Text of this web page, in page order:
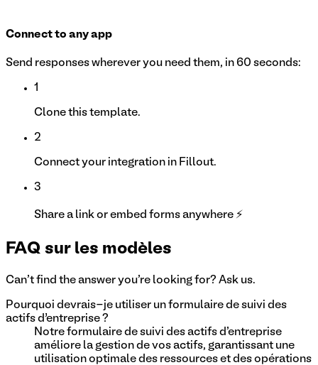
Connect to any app
Send responses wherever you need them, in 60 seconds:
1
Clone this template.
2
Connect your integration in Fillout.
3
Share a link or embed forms anywhere ⚡
FAQ sur les modèles
Can't find the answer you're looking for? Ask us.
Pourquoi devrais-je utiliser un formulaire de suivi des
actifs d’entreprise ?
Notre formulaire de suivi des actifs d'entreprise
améliore la gestion de vos actifs, garantissant une
utilisation optimale des ressources et des opérations